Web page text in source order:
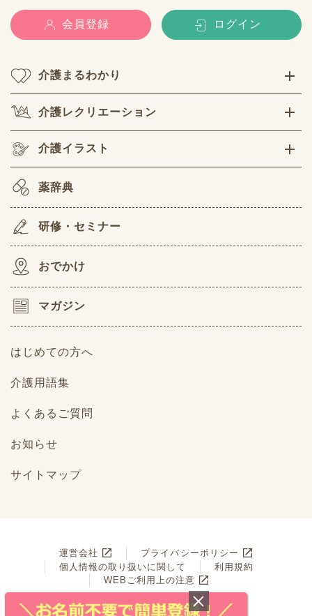
会員登録 ログイン
介護まるわかり
介護レクリエーション
介護イラスト
薬辞典
研修・セミナー
おでかけ
マガジン
はじめての方へ
介護用語集
よくあるご質問
お知らせ
サイトマップ
運営会社
プライバシーポリシー
個人情報の取り扱いに関して
利用規約
WEBご利用上の注意